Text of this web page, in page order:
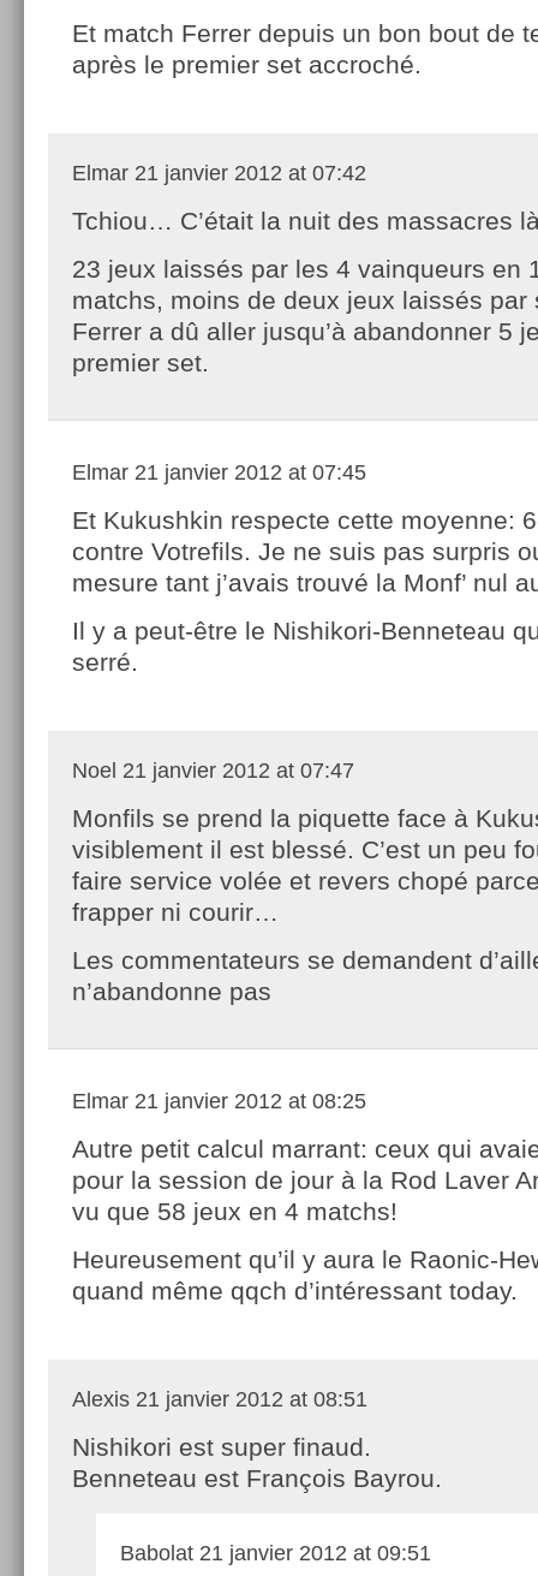
Et match Ferrer depuis un bon bout de
après le premier set accroché.
Elmar 21 janvier 2012 at 07:42
Tchiou… C’était la nuit des massacres
23 jeux laissés par les 4 vainqueurs en
matchs, moins de deux jeux laissés par
Ferrer a dû aller jusqu’à abandonner 5
premier set.
Elmar 21 janvier 2012 at 07:45
Et Kukushkin respecte cette moyenne:
contre Votrefils. Je ne suis pas surpris
mesure tant j’avais trouvé la Monf’ nul
Il y a peut-être le Nishikori-Benneteau
serré.
Noel 21 janvier 2012 at 07:47
Monfils se prend la piquette face à
visiblement il est blessé. C’est un peu
faire service volée et revers chopé
frapper ni courir…
Les commentateurs se demandent
n’abandonne pas
Elmar 21 janvier 2012 at 08:25
Autre petit calcul marrant: ceux qui
pour la session de jour à la Rod Laver
vu que 58 jeux en 4 matchs!
Heureusement qu’il y aura le Raonic-
quand même qqch d’intéressant today.
Alexis 21 janvier 2012 at 08:51
Nishikori est super finaud.
Benneteau est François Bayrou.
Babolat 21 janvier 2012 at 09:51